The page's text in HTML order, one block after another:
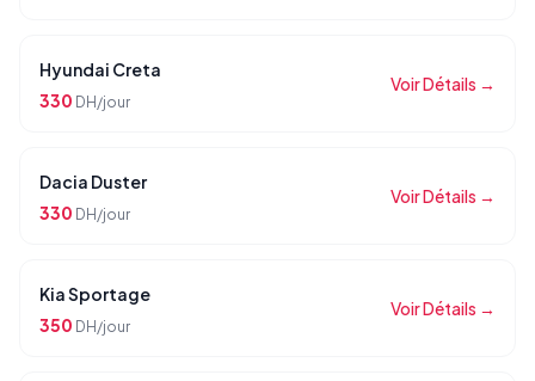
Hyundai Creta
330 DH/jour
Voir Détails →
Dacia Duster
330 DH/jour
Voir Détails →
Kia Sportage
350 DH/jour
Voir Détails →